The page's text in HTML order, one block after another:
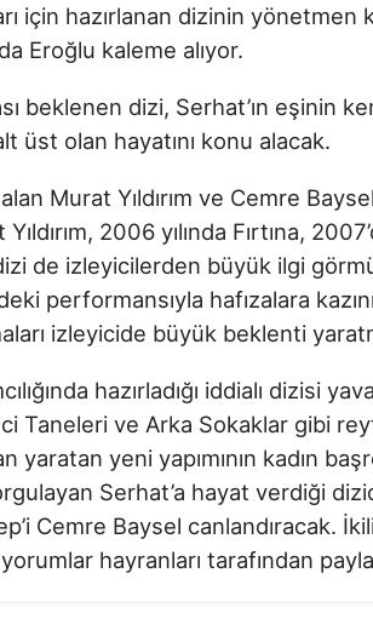
için hazırlanan dizinin
Eroğlu kaleme alıyor.
beklenen dizi, Serhat’ın eşinin
üst olan hayatını konu alacak.
Murat Yıldırım ve Cemre
2006 yılında Fırtına,
de izleyicilerden büyük ilgi
performansıyla hafızalara
izleyicide büyük beklenti
hazırladığı iddialı dizisi
Taneleri ve Arka Sokaklar gibi
yaratan yeni yapımının kadın
Serhat’a hayat verdiği
Cemre Baysel canlandıracak.
hayranları tarafından